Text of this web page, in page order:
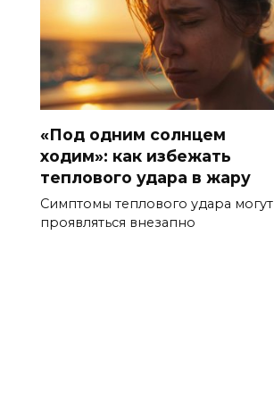
«Под одним солнцем
ходим»: как избежать
теплового удара в жару
Симптомы теплового удара могут
проявляться внезапно